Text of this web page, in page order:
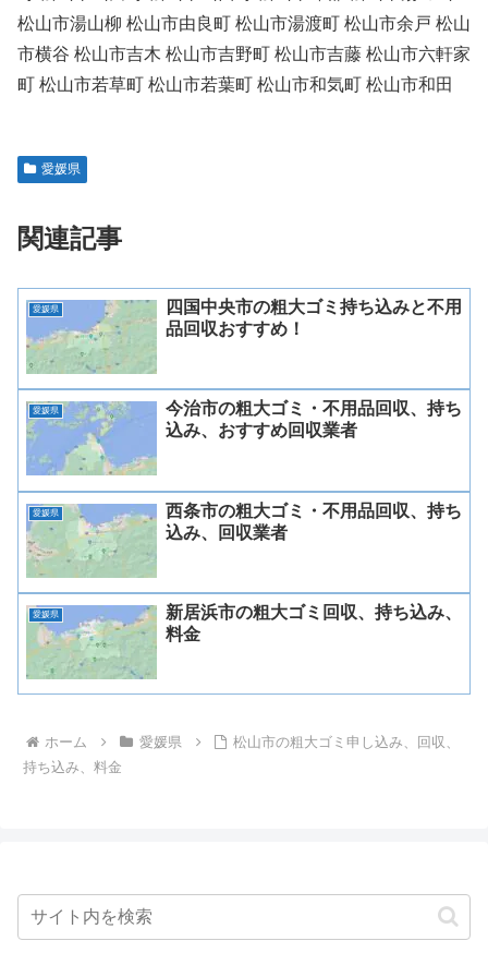
松山市湯山柳 松山市由良町 松山市湯渡町 松山市余戸 松山
市横谷 松山市吉木 松山市吉野町 松山市吉藤 松山市六軒家
町 松山市若草町 松山市若葉町 松山市和気町 松山市和田
愛媛県
関連記事
愛媛県
四国中央市の粗大ゴミ持ち込みと不用
品回収おすすめ！
愛媛県
今治市の粗大ゴミ・不用品回収、持ち
込み、おすすめ回収業者
愛媛県
西条市の粗大ゴミ・不用品回収、持ち
込み、回収業者
愛媛県
新居浜市の粗大ゴミ回収、持ち込み、
料金
ホーム 愛媛県
松山市の粗大ゴミ申し込み、回収、
持ち込み、料金